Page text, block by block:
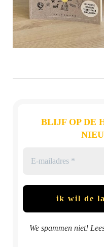
BLIJF OP DE
We spammen niet!